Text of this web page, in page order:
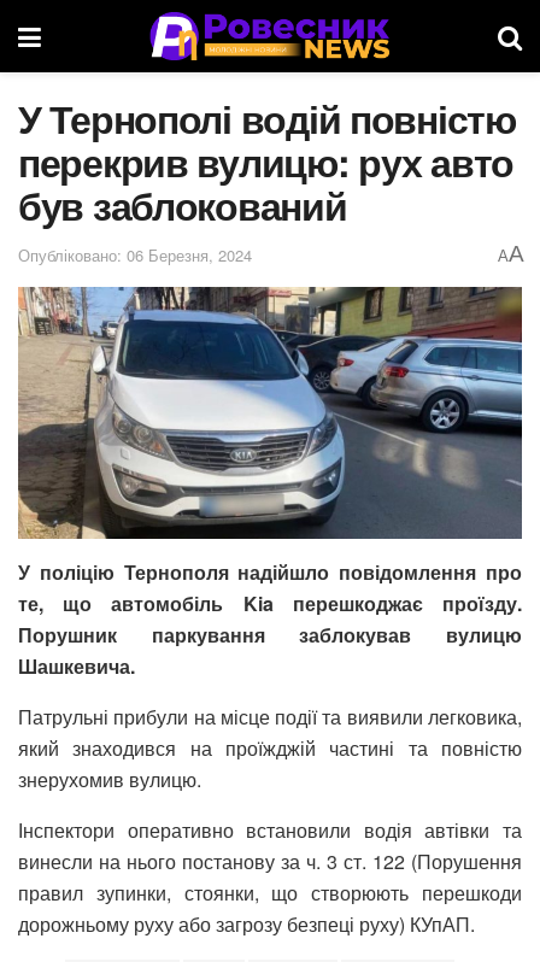
У Тернополі водій повністю
перекрив вулицю: рух авто
був заблокований
Опубліковано: 06 Березня, 2024 AA
У поліцію Тернополя надійшло повідомлення про
те, що автомобіль Kia перешкоджає проїзду.
Порушник паркування заблокував вулицю
Шашкевича.
Патрульні прибули на місце події та виявили легковика,
який знаходився на проїжджій частині та повністю
знерухомив вулицю.
Інспектори оперативно встановили водія автівки та
винесли на нього постанову за ч. 3 ст. 122 (Порушення
правил зупинки, стоянки, що створюють перешкоди
дорожньому руху або загрозу безпеці руху) КУпАП.